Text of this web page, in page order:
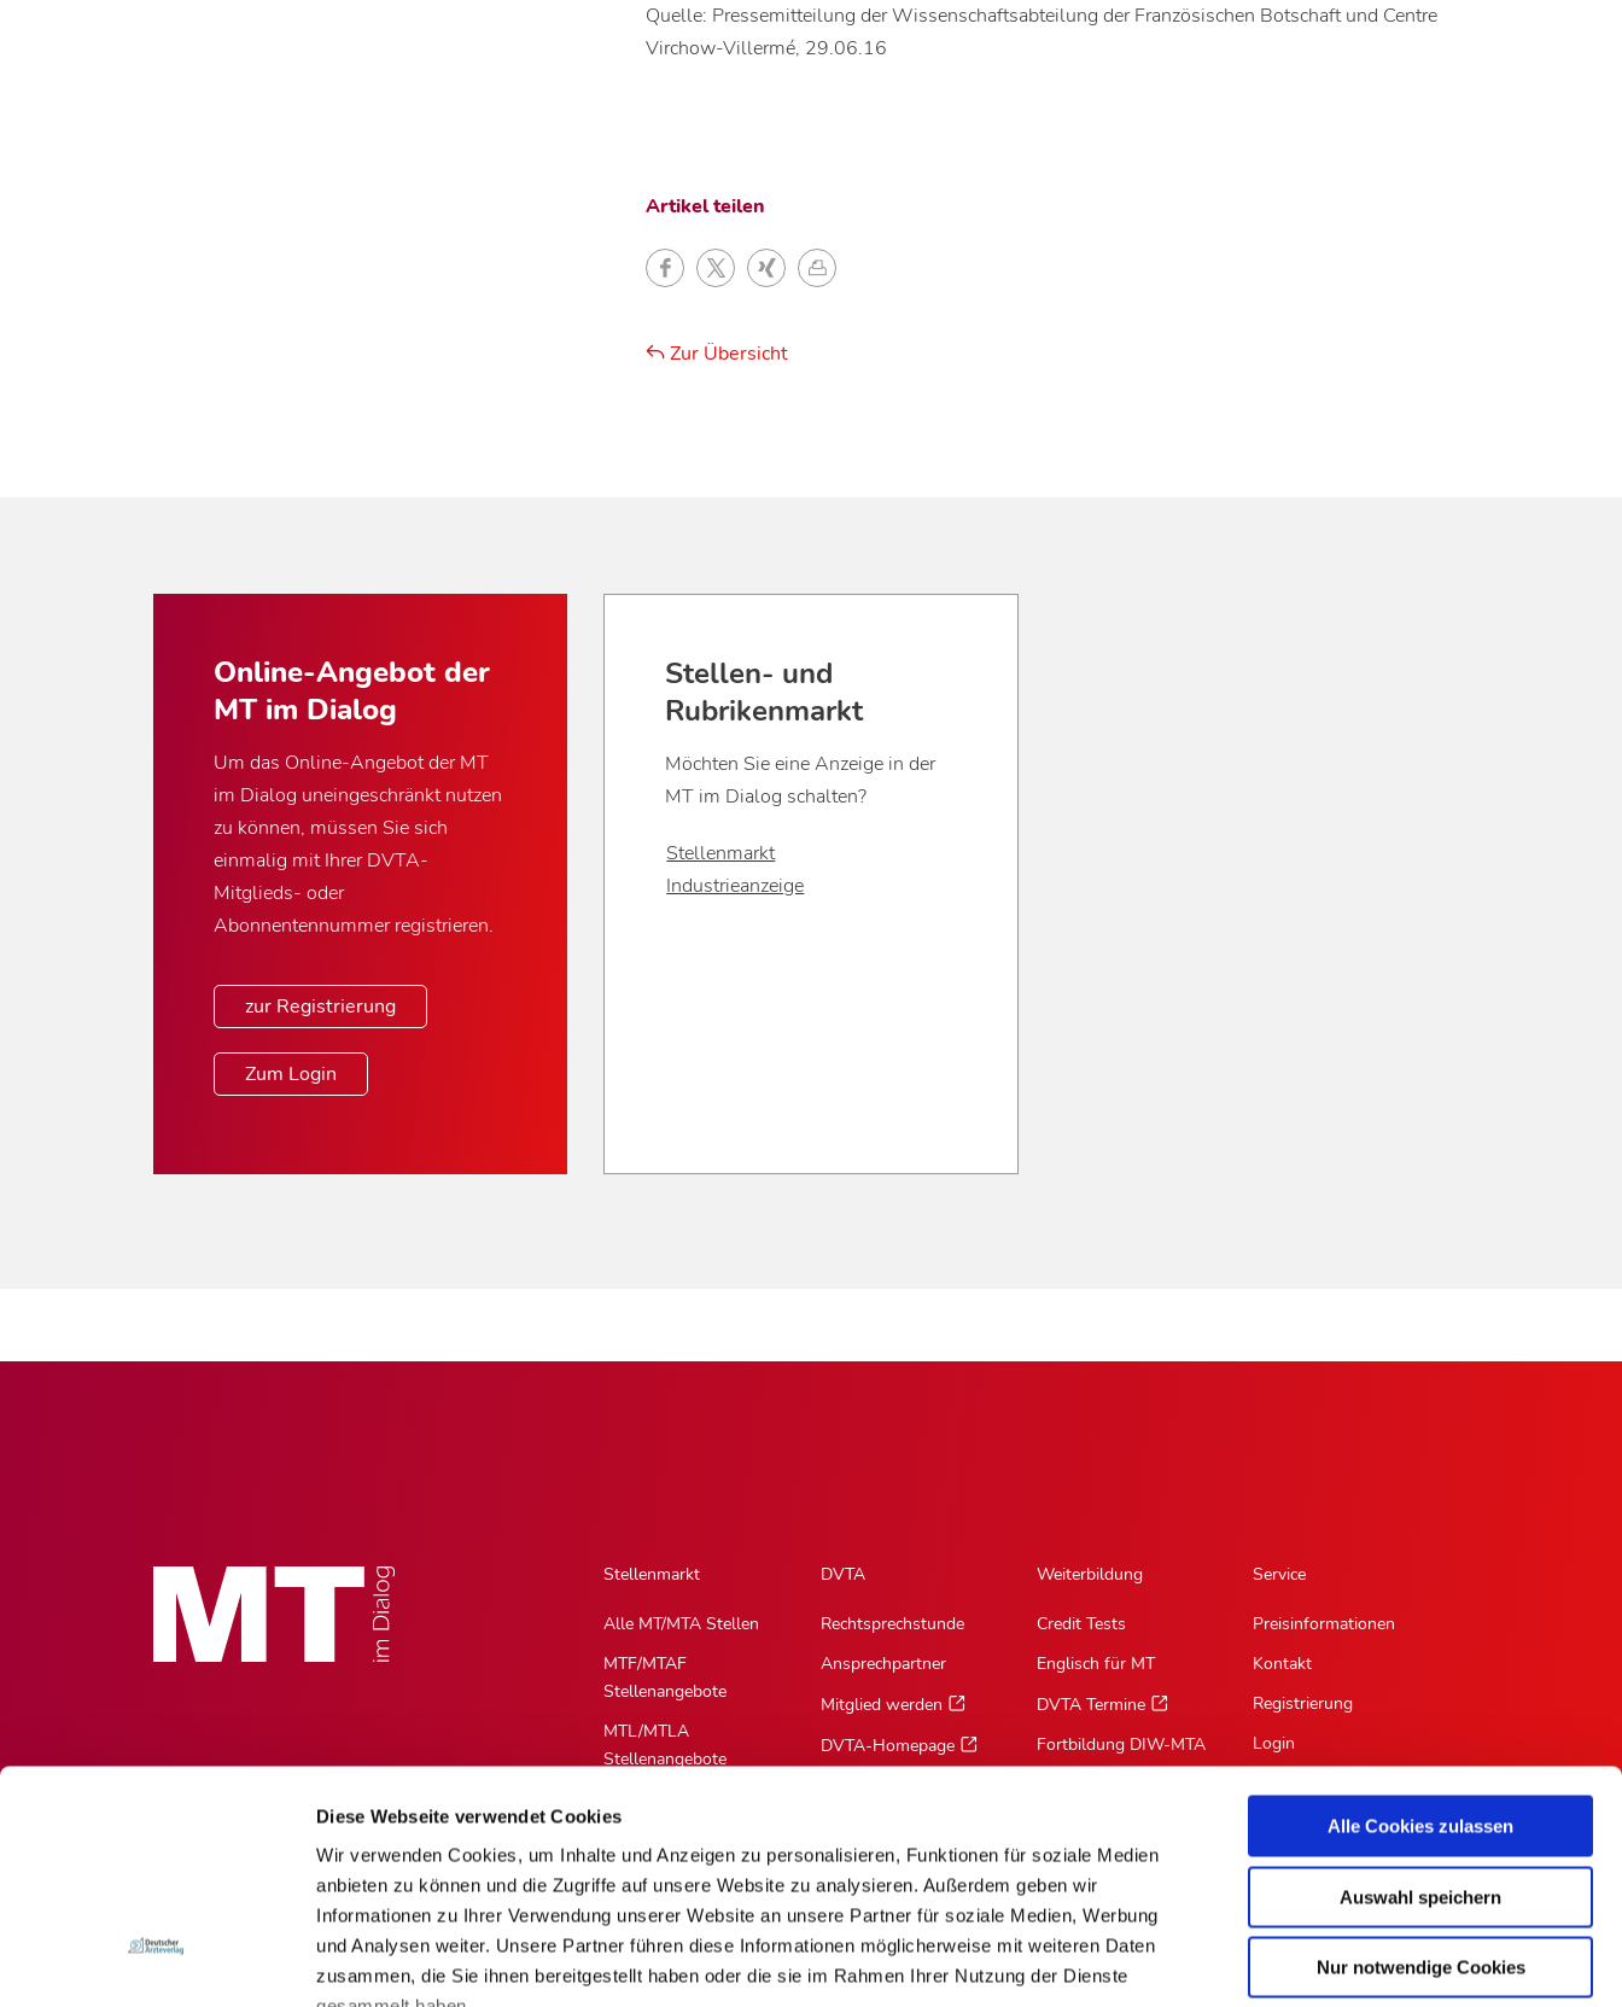
Diese Webseite verwendet Cookies
Wir verwenden Cookies, um Inhalte und Anzeigen zu personalisieren, Funktionen für soziale Medien
anbieten zu können und die Zugriffe auf unsere Website zu analysieren. Außerdem geben wir
Informationen zu Ihrer Verwendung unserer Website an unsere Partner für soziale Medien, Werbung
und Analysen weiter. Unsere Partner führen diese Informationen möglicherweise mit weiteren Daten
zusammen, die Sie ihnen bereitgestellt haben oder die sie im Rahmen Ihrer Nutzung der Dienste
Alle Cookies zulassen
Auswahl speichern
Nur notwendige Cookies
Quelle: Pressemitteilung der Wissenschaftsabteilung der Französischen Botschaft und Centre
Virchow-Villermé, 29.06.16
Artikel teilen
Zur Übersicht
Online-Angebot der
MT im Dialog
Um das Online-Angebot der MT
im Dialog uneingeschränkt nutzen
zu können, müssen Sie sich
einmalig mit Ihrer DVTA-
Mitglieds- oder
Abonnentennummer registrieren.
zur Registrierung
Zum Login
Stellen- und
Rubrikenmarkt
Möchten Sie eine Anzeige in der
MT im Dialog schalten?
Stellenmarkt
Industrieanzeige
Stellenmarkt
Alle MT/MTA Stellen
MTF/MTAF
Stellenangebote
MTL/MTLA
Stellenangebote
Stellenangebote
MTV/VMTA
Stellenangebote
DVTA
Rechtsprechstunde
Ansprechpartner
Mitglied werden
DVTA-Homepage
Weiterbildung
Credit Tests
Englisch für MT
DVTA Termine
Fortbildung DIW-MTA
Service
Preisinformationen
Kontakt
Registrierung
Login
RSS-Feed
Für Autoren